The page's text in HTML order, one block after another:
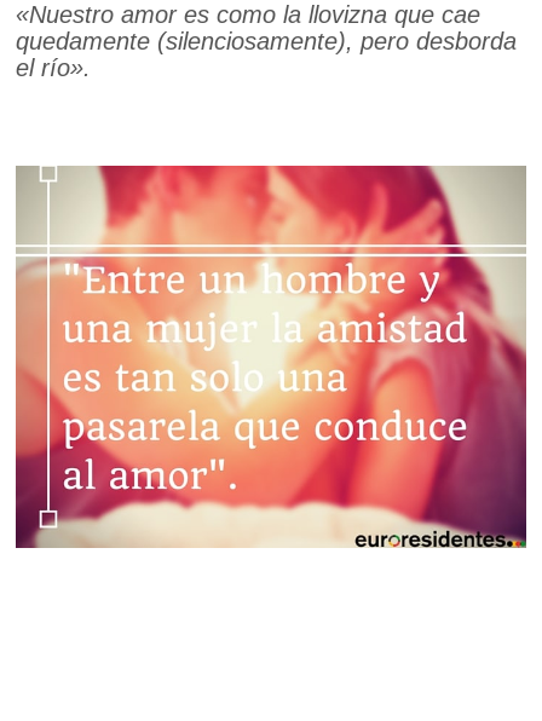
«Nuestro amor es como la llovizna que cae
quedamente (silenciosamente), pero desborda
el río».